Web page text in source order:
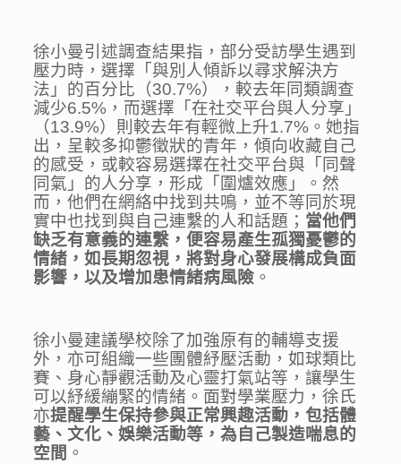
徐小曼引述調查結果指，部分受訪學生遇到
壓力時，選擇「與別人傾訴以尋求解決方
法」的百分比（30.7%），較去年同類調查
減少6.5%，而選擇「在社交平台與人分享」
（13.9%）則較去年有輕微上升1.7%。她指
出，呈較多抑鬱徵狀的青年，傾向收藏自己
的感受，或較容易選擇在社交平台與「同聲
同氣」的人分享，形成「圍爐效應」。然
而，他們在網絡中找到共鳴，並不等同於現
實中也找到與自己連繫的人和話題； 當他們
缺乏有意義的連繫，便容易產生孤獨憂鬱的
情緒 ，如長期忽視，將對身心發展構成負面
影響，以及增加患情緒病風險 。
徐小曼建議學校除了加強原有的輔導支援
外，亦可組織一些團體紓壓活動，如球類比
賽、身心靜觀活動及心靈打氣站等，讓學生
可以紓緩繃緊的情緒。面對學業壓力，徐氏
亦提醒學生保持參與正常興趣活動，包括體
藝、文化、娛樂活動等 ，為自己製造喘息的
空間 。